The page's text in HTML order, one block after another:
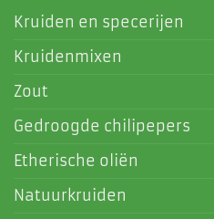
Kruiden en specerijen
Kruidenmixen
Zout
Gedroogde chilipepers
Etherische oliën
Natuurkruiden